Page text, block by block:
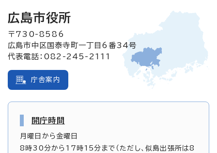
広島市役所
〒730-8586
広島市中区国泰寺町一丁目6番34号
代表電話：082-245-2111
庁舎案内
開庁時間
月曜日から金曜日
8時30分から17時15分まで（ただし、似島出張所は8